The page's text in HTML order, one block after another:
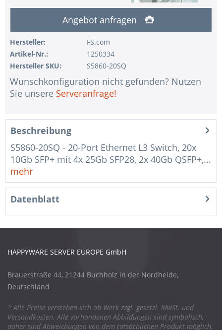
Angebot anfragen
Hersteller:
FS.com
Artikel-Nr.:
1250334
Hersteller SKU:
S5860-20SQ
Wunschkonfiguration nicht gefunden? Nutzen
Sie unsere Serveranfrage!
Beschreibung
S5860-20SQ - 20-Port Ethernet L3 Switch, 20x
10Gb SFP+ mit 4x 25Gb SFP28, 2x 40Gb QSFP+,...
mehr
Datenblatt
HAPPYWARE SERVER EUROPE GmbH
Brauerstraße 44, 21244 Buchholz in der Nordheide,
Deutschland
* Alle Preise verstehen sich ab Werk zzgl. gesetzl. MwSt. und
Versandkosten. Alle vorhandenen Abbildungen sind symbolisch,
daher sind Abweichungen von dem tatsächlichen Produkt möglich.